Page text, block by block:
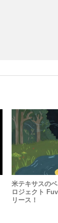
米テキサスの
ロジェクト
リース！